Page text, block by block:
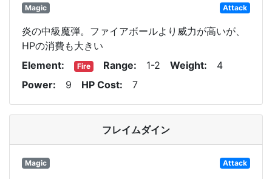
Magic Attack
炎の中級魔弾。ファイアボールより威力が高いが、
HPの消費も大きい
Element
Fire Range 1-2 Weight
4
Power
9 HP Cost 7
フレイムダイン
Magic Attack